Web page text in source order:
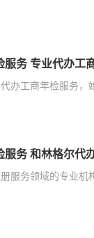
服务 专业代办工
办工商年检服务，
服务 和林格尔代
服务领域的专业